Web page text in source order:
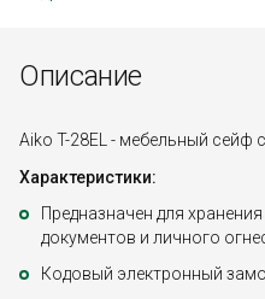
Описание
Aiko T-28EL - мебельный сейф
Характеристики:
Предназначен для
документов и личного
Кодовый электронный